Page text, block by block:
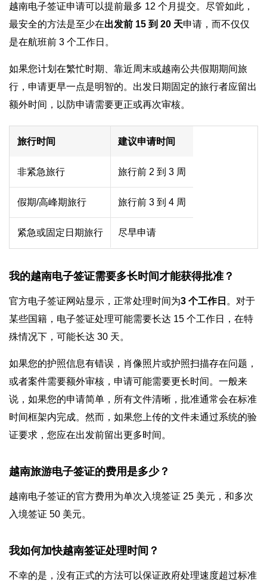
越南电子签证申请可以提前最多 12 个月提交。尽管如此，
最安全的方法是至少在出发前 15 到 20 天申请，而不仅仅
是在航班前 3 个工作日。
如果您计划在繁忙时期、靠近周末或越南公共假期期间旅
行，申请更早一点是明智的。出发日期固定的旅行者应留出
额外时间，以防申请需要更正或再次审核。
旅行时间 建议申请时间
非紧急旅行 旅行前 2 到 3 周
假期/高峰期旅行 旅行前 3 到 4 周
紧急或固定日期旅行 尽早申请
我的越南电子签证需要多长时间才能获得批准？
官方电子签证网站显示，正常处理时间为3 个工作日 。对于
某些国籍，电子签证处理可能需要长达 15 个工作日，在特
殊情况下，可能长达 30 天。
如果您的护照信息有错误，肖像照片或护照扫描存在问题，
或者案件需要额外审核，申请可能需要更长时间。一般来
说，如果您的申请简单，所有文件清晰，批准通常会在标准
时间框架内完成。然而，如果您上传的文件未通过系统的验
证要求，您应在出发前留出更多时间。
越南旅游电子签证的费用是多少？
越南电子签证的官方费用为单次入境签证 25 美元，和多次
入境签证 50 美元。
我如何加快越南签证处理时间？
不幸的是，没有正式的方法可以保证政府处理速度超过标准